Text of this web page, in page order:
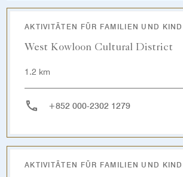
AKTIVITÄTEN FÜR FAMILIEN UND
West Kowloon Cultural District
1.2 km
+852 000-2302 1279
AKTIVITÄTEN FÜR FAMILIEN UND